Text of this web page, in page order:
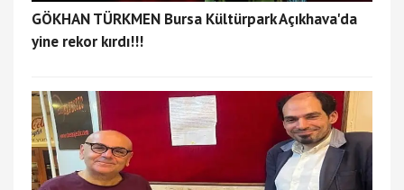
GÖKHAN TÜRKMEN Bursa Kültürpark Açıkhava'da
yine rekor kırdı!!!